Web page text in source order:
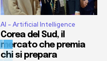
AI - Artificial Intelligence
Corea del Sud, il
mercato che premia
chi si prepara